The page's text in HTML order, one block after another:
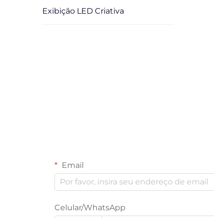
Exibição LED Criativa
Email
Celular/WhatsApp